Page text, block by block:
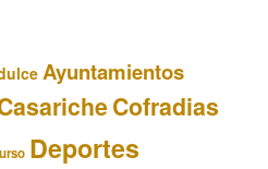
Ayuntamientos
Cofradias
Deportes